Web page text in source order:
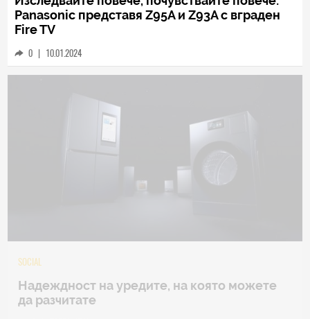
Panasonic представя Z95A и Z93A с вграден
Fire TV
0 | 10.01.2024
TECH